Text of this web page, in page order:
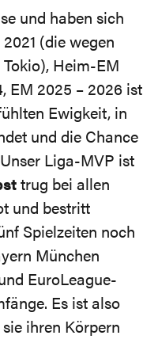
und haben sich
(die wegen
Heim-EM
EM 2025 – 2026 ist
Ewigkeit, in
und die Chance
Liga-MVP ist
trug bei allen
und bestritt
Spielzeiten noch
München
EuroLeague-
Es ist also
ihren Körpern